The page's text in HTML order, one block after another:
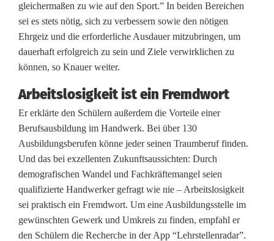
ö
r
e
z
u
s
a
m
m
gleichermaßen zu wie auf den Sport.” In beiden Bereichen
sei es stets nötig, sich zu verbessern sowie den nötigen
Ehrgeiz und die erforderliche Ausdauer mitzubringen, um
dauerhaft erfolgreich zu sein und Ziele verwirklichen zu
können, so Knauer weiter.
Arbeitslosigkeit ist ein Fremdwort
Er erklärte den Schülern außerdem die Vorteile einer
Berufsausbildung im Handwerk. Bei über 130
Ausbildungsberufen könne jeder seinen Traumberuf finden.
Und das bei exzellenten Zukunftsaussichten: Durch
demografischen Wandel und Fachkräftemangel seien
qualifizierte Handwerker gefragt wie nie – Arbeitslosigkeit
sei praktisch ein Fremdwort. Um eine Ausbildungsstelle im
gewünschten Gewerk und Umkreis zu finden, empfahl er
den Schülern die Recherche in der App “Lehrstellenradar”.